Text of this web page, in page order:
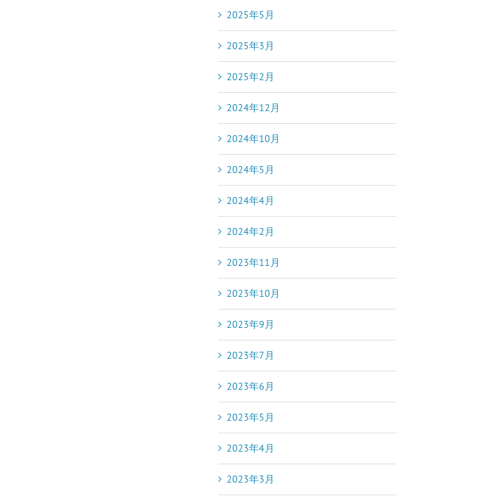
2025年5月
2025年3月
2025年2月
2024年12月
2024年10月
2024年5月
2024年4月
2024年2月
2023年11月
2023年10月
2023年9月
2023年7月
2023年6月
2023年5月
2023年4月
2023年3月